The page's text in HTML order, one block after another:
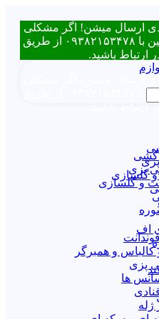
ارسال میشن! اگر مشکلی
در ثبت سفارش داشتین، میتونین با ۰۹۳۸۲۱۵۳۴۷۸ از طریق
ارتباط باشید.
ارسال میشن! اگر مشکلی
ارتباط باشید.
و گلسازی
اف
کشی
پزی
و گلسازی
و همبرگر
پزی
ها
ژله